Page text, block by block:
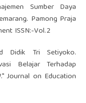
Sumber Daya
Pamong Praja
ISSN:-Vol.2
Didik Tri Setiyoko.
Belajar Terhadap
Journal on Education